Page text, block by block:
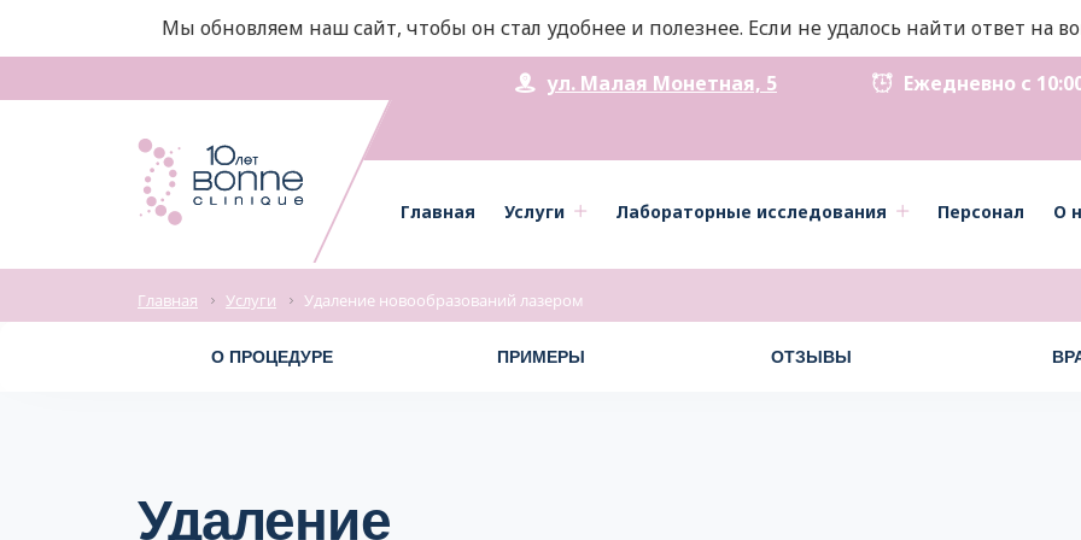
Мы обновляем наш сайт, чтобы он стал удобнее и полезнее. Если не удалось найти ответ на
ул. Малая Монетная, 5
Ежедневно с
Главная Услуги Лабораторные исследования Персонал О
Главная Услуги Удаление новообразований лазером
О ПРОЦЕДУРЕ ПРИМЕРЫ ОТЗЫВЫ
Удаление